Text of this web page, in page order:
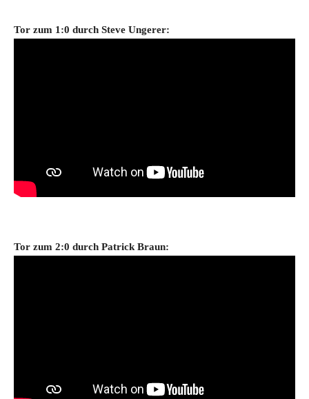
Tor zum 1 :0 durch Steve Ungerer:
Tor zum 2:0 durch Patrick Braun: